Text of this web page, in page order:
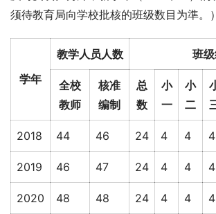
须待教育局向学校批核的班级数目为準。）
学年
教学人员人数 班
全校
教师
核准
编制
总
数
小
一
小
二
2018 44 46 24 4 4 4
2019 46 47 24 4 4 4
2020 48 48 24 4 4 4